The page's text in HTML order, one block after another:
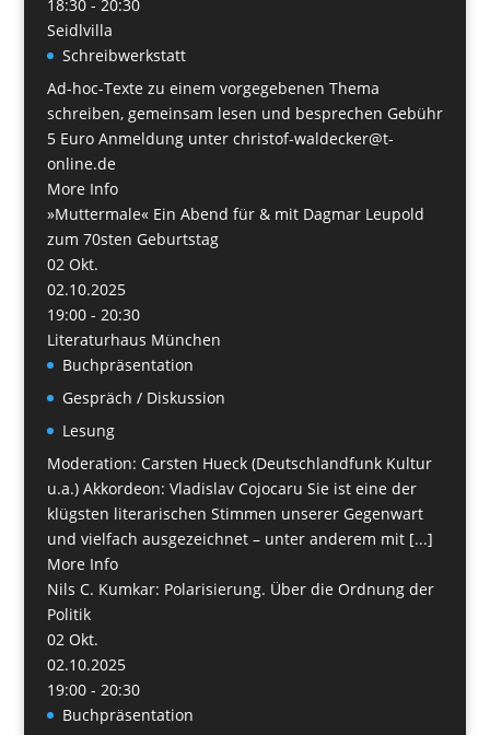
18:30 - 20:30
Seidlvilla
Schreibwerkstatt
Ad-hoc-Texte zu einem vorgegebenen Thema
schreiben, gemeinsam lesen und besprechen Gebühr
5 Euro Anmeldung unter christof-waldecker@t-
online.de
More Info
»Muttermale« Ein Abend für & mit Dagmar Leupold
zum 70sten Geburtstag
02 Okt.
02.10.2025
19:00 - 20:30
Literaturhaus München
Buchpräsentation
Gespräch / Diskussion
Lesung
Moderation: Carsten Hueck (Deutschlandfunk Kultur
u.a.) Akkordeon: Vladislav Cojocaru Sie ist eine der
klügsten literarischen Stimmen unserer Gegenwart
und vielfach ausgezeichnet – unter anderem mit [...]
More Info
Nils C. Kumkar: Polarisierung. Über die Ordnung der
Politik
02 Okt.
02.10.2025
19:00 - 20:30
Buchpräsentation